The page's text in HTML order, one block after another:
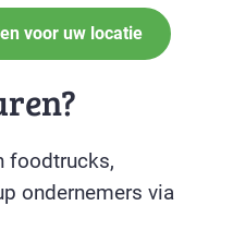
voor uw locatie
foodtrucks,
ondernemers via